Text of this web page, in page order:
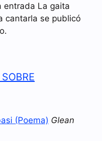
entrada La gaita
cantarla se publicó
(Poema) Glean